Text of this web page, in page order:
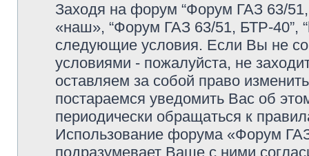
Заходя на форум “Форум ГАЗ 63/
«наш», “Форум ГАЗ 63/51, БТР-40”,
следующие условия. Если Вы не
условиями - пожалуйста, не
оставляем за собой право
постараемся уведомить Вас об
периодически обращаться к
Использование форума «Форум
подразумевает Ваше с ними